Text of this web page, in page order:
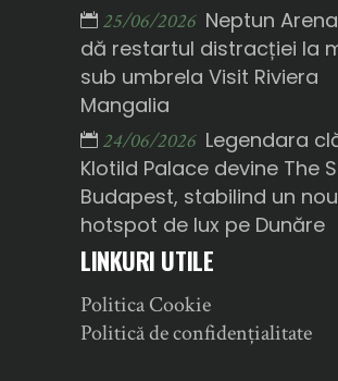
25/06/2026 Neptun
dă restartul distracției la
sub umbrela Visit Riviera
Mangalia
24/06/2026 Legendara
Klotild Palace devine The
Budapest, stabilind un nou
hotspot de lux pe Dunăre
LINKURI UTILE
Politica Cookie
Politică de confidențialitate